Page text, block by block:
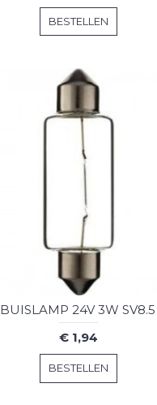
BESTELLEN
BUISLAMP 24V 3W SV8.5
€ 1,94
BESTELLEN